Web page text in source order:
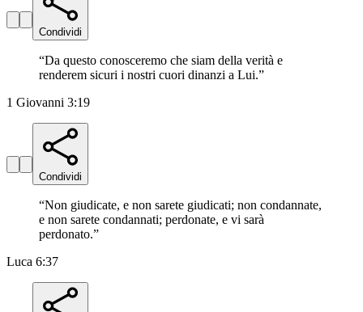
Condividi
“Da questo conosceremo che siam della verità e
renderem sicuri i nostri cuori dinanzi a Lui.”
1 Giovanni 3:19
Condividi
“Non giudicate, e non sarete giudicati; non condannate,
e non sarete condannati; perdonate, e vi sarà
perdonato.”
Luca 6:37